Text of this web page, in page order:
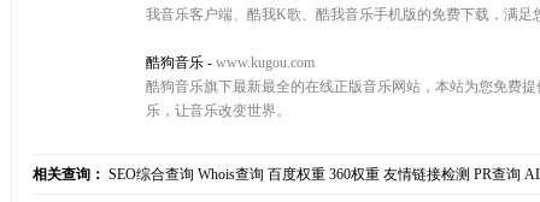
我音乐客户端、酷我K歌、酷我音乐手机版的免费下载，满足
酷狗音乐 - www.kugou.com
酷狗音乐旗下最新最全的在线正版音乐网站，本站为您免费
乐，让音乐改变世界。
相关查询： SEO综合查询 Whois查询 百度权重 360权重 友情链接检测 PR查询